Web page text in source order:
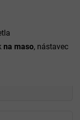
na maso, nástavec